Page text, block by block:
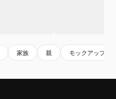
家族 親 モックアップ